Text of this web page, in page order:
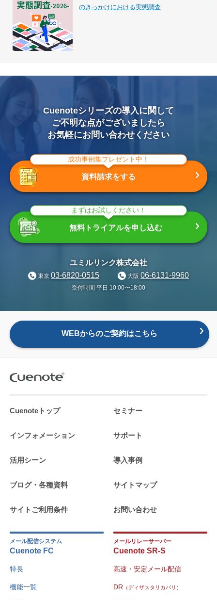
のきっかけにおける実態調査
Cuenoteシリーズの導入に関して
ご不明な点がございましたら
お気軽にお問い合わせください
成功事例集プレゼント中！
資料請求をする
まずはお試しください！
無料トライアルを申し込む
ユミルリンク株式会社
東京 03-6820-0515 大阪 06-6131-9960
受付時間 平日 10:00〜18:00
WEBからのご契約はこちら
Cuenoteトップ セミナー
インフォメーション サポート
活用シーン 導入事例
ブログ・各種資料 サイトマップ
サイトご利用条件 お問い合わせ
メール配信システム
Cuenote FC
特長
機能一覧
メールリレーサーバー
Cuenote SR-S
高速・安定メール配信
DR （ディザスタリカバリ）